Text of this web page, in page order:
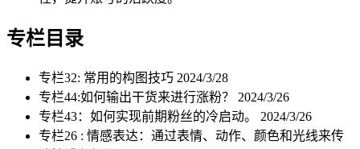
专栏目录
专栏32: 常用的构图技巧 2024/3/28
专栏44:如何输出干货来进行涨粉？ 2024/3/26
专栏43：如何实现前期粉丝的冷启动。 2024/3/26
专栏26 : 情感表达：通过表情、动作、颜色和光线来传